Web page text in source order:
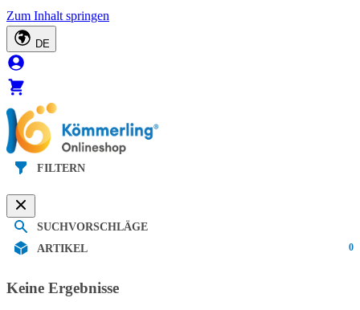
Zum Inhalt springen
DE
FILTERN
SUCHVORSCHLÄGE
ARTIKEL
0
Keine Ergebnisse